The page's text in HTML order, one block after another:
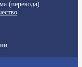
(перевода)